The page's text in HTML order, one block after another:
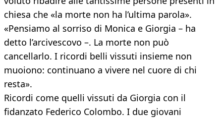
chiesa che «la morte non ha l’ultima parola».
«Pensiamo al sorriso di Monica e Giorgia – ha
detto l’arcivescovo –. La morte non può
cancellarlo. I ricordi belli vissuti insieme non
muoiono: continuano a vivere nel cuore di chi
resta».
Ricordi come quelli vissuti da Giorgia con il
fidanzato Federico Colombo. I due giovani